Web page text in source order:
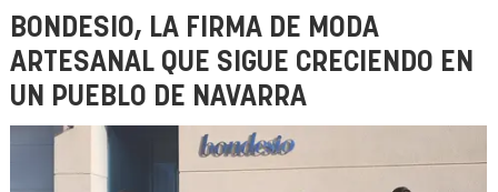
BONDESIO, LA FIRMA DE MODA
ARTESANAL QUE SIGUE CRECIENDO EN
UN PUEBLO DE NAVARRA